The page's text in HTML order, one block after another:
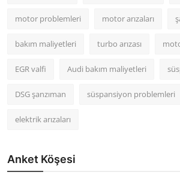
motor problemleri motor arızaları
bakım maliyetleri turbo arızası
EGR valfi Audi bakım maliyetleri
DSG şanzıman süspansiyon problemleri
elektrik arızaları
Anket Köşesi